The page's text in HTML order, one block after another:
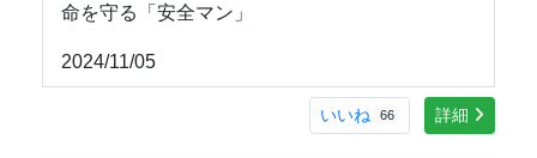
命を守る「安全マン」
2024/11/05
いいね 66 詳細